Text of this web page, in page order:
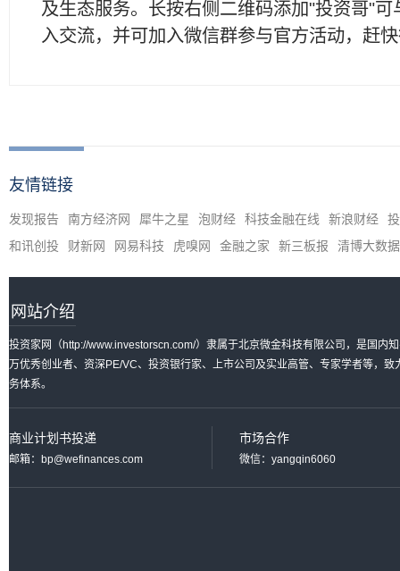
及生态服务。长按右侧二维码添加"投资哥"可
入交流，并可加入微信群参与官方活动，赶
友情链接
发现报告 南方经济网 犀牛之星 泡财经 科技金融在线 新浪财经
和讯创投
财新网 网易科技 虎嗅网 金融之家 新三板报 清博大数据
网站介绍
投资家网（http://www.investorscn.com/）隶属于北京微金科技有限公司，是国内
万优秀创业者、资深PE/VC、投资银行家、上市公司及实业高管、专家学者等，
务体系。
商业计划书投递
邮箱：bp@wefinances.com
市场合作
微信：yangqin6060